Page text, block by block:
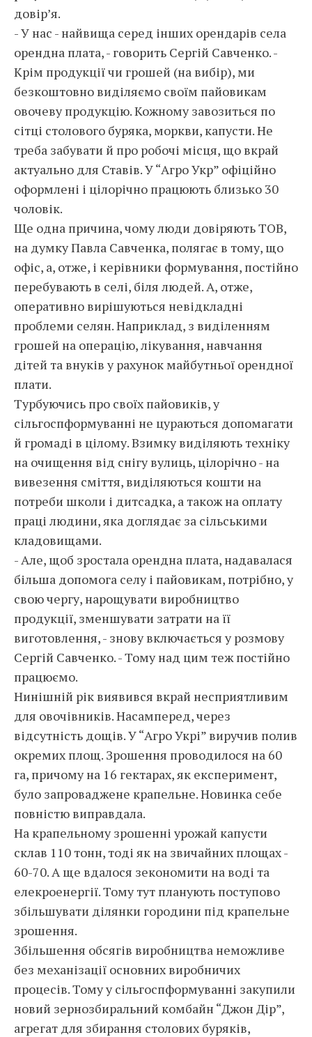
довір’я.
- У нас - найвища серед інших орендарів села
орендна плата, - говорить Сергій Савченко. -
Крім продукції чи грошей (на вибір), ми
безкоштовно виділяємо своїм пайовикам
овочеву продукцію. Кожному завозиться по
сітці столового буряка, моркви, капусти. Не
треба забувати й про робочі місця, що вкрай
актуально для Ставів. У “Агро Укр” офіційно
оформлені і цілорічно працюють близько 30
чоловік.
Ще одна причина, чому люди довіряють ТОВ,
на думку Павла Савченка, полягає в тому, що
офіс, а, отже, і керівники формування, постійно
перебувають в селі, біля людей. А, отже,
оперативно вирішуються невідкладні
проблеми селян. Наприклад, з виділенням
грошей на операцію, лікування, навчання
дітей та внуків у рахунок майбутньої орендної
плати.
Турбуючись про своїх пайовиків, у
сільгоспформуванні не цураються допомагати
й громаді в цілому. Взимку виділяють техніку
на очищення від снігу вулиць, цілорічно - на
вивезення сміття, виділяються кошти на
потреби школи і дитсадка, а також на оплату
праці людини, яка доглядає за сільськими
кладовищами.
- Але, щоб зростала орендна плата, надавалася
більша допомога селу і пайовикам, потрібно, у
свою чергу, нарощувати виробництво
продукції, зменшувати затрати на її
виготовлення, - знову включається у розмову
Сергій Савченко. - Тому над цим теж постійно
працюємо.
Нинішній рік виявився вкрай несприятливим
для овочівників. Насамперед, через
відсутність дощів. У “Агро Укрі” виручив полив
окремих площ. Зрошення проводилося на 60
га, причому на 16 гектарах, як експеримент,
було запроваджене крапельне. Новинка себе
повністю виправдала.
На крапельному зрошенні урожай капусти
склав 110 тонн, тоді як на звичайних площах -
60-70. А ще вдалося зекономити на воді та
елекроенергії. Тому тут планують поступово
збільшувати ділянки городини під крапельне
зрошення.
Збільшення обсягів виробництва неможливе
без механізації основних виробничих
процесів. Тому у сільгоспформуванні закупили
новий зернозбиральний комбайн “Джон Дір”,
агрегат для збирання столових буряків,